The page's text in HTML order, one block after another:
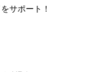
サポート！